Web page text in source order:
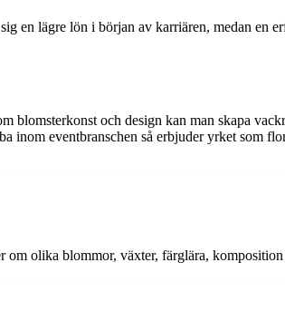
en lägre lön i början av karriären, medan en
och design kan man skapa
inom eventbranschen så erbjuder yrket som
olika blommor, växter, färglära,